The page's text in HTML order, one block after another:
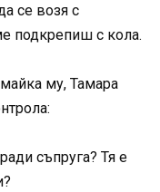
се возя с
подкрепиш с кола.
му, Тамара
съпруга? Тя е